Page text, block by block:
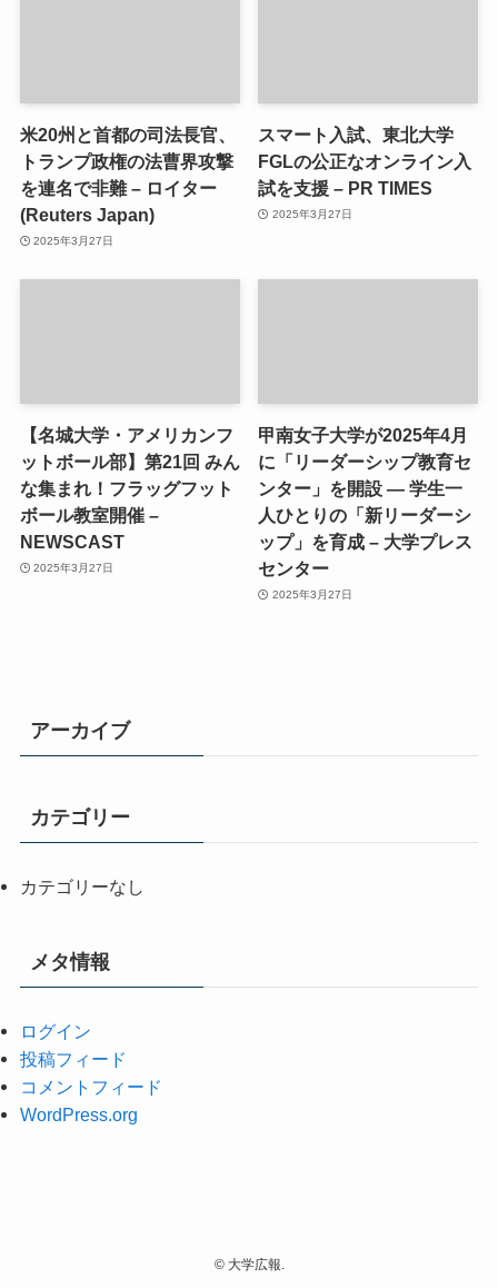
米20州と首都の司法長官、
トランプ政権の法曹界攻撃
を連名で非難 – ロイター
(Reuters Japan)
2025年3月27日
スマート入試、東北大学
FGLの公正なオンライン入
試を支援 – PR TIMES
2025年3月27日
【名城大学・アメリカンフ
ットボール部】第21回 みん
な集まれ！フラッグフット
ボール教室開催 –
NEWSCAST
2025年3月27日
甲南女子大学が2025年4月
に「リーダーシップ教育セ
ンター」を開設 ― 学生一
人ひとりの「新リーダーシ
ップ」を育成 – 大学プレス
センター
2025年3月27日
アーカイブ
カテゴリー
カテゴリーなし
メタ情報
ログイン
投稿フィード
コメントフィード
WordPress.org
©大学広報.